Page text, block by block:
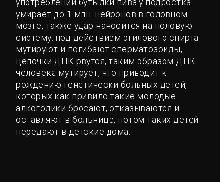
употреблении бутылки пива у подростка
умирает до 1 млн. нейронов в головном
мозге, также удар наносится на половую
систему: под действием этилового спирта
мутируют и погибают сперматозоиды,
цепочки ДНК рвутся, таким образом ДНК
человека мутирует, что приводит к
рождению генетически больных детей,
которых как привило такие молодые
алкоголики бросают, отказываются и
оставляют в больнице, потом таких детей
передают в детские дома.